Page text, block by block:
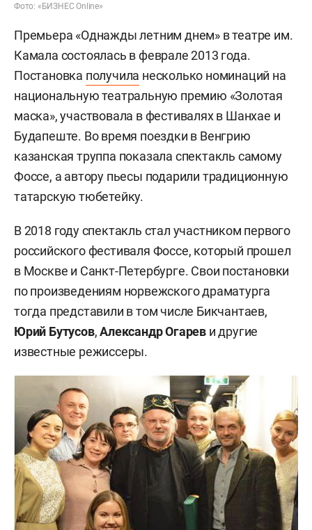
Фото: «БИЗНЕС Online»
Премьера «Однажды летним днем» в театре им.
Камала состоялась в феврале 2013 года.
Постановка получила несколько номинаций на
национальную театральную премию «Золотая
маска», участвовала в фестивалях в Шанхае и
Будапеште. Во время поездки в Венгрию
казанская труппа показала спектакль самому
Фоссе, а автору пьесы подарили традиционную
татарскую тюбетейку.
В 2018 году спектакль стал участником первого
российского фестиваля Фоссе, который прошел
в Москве и Санкт-Петербурге. Свои постановки
по произведениям норвежского драматурга
тогда представили в том числе Бикчантаев,
Юрий Бутусов,Александр Огарев и другие
известные режиссеры.